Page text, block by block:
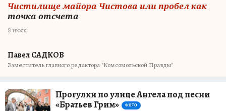
Чистилище майора Чистова или пробел как
точка отсчета
8 июля
Павел САДКОВ
Заместитель главного редактора "Комсомольской Правды"
Прогулки по улице Ангела под песни
«Братьев Грим»
ФОТО